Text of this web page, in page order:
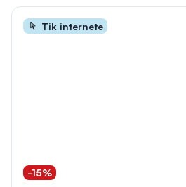
Tik internete
-15%